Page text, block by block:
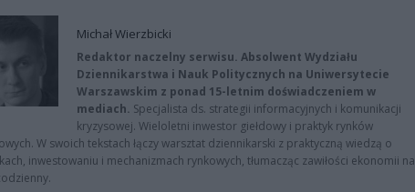
Michał Wierzbicki
Redaktor naczelny serwisu. Absolwent Wydziału
Dziennikarstwa i Nauk Politycznych na Uniwersytecie
Warszawskim z ponad 15-letnim doświadczeniem w
mediach. Specjalista ds. strategii informacyjnych i komunikacji
kryzysowej. Wieloletni inwestor giełdowy i praktyk rynków
W swoich tekstach łączy warsztat dziennikarski z praktyczną wiedzą o
inwestowaniu i mechanizmach rynkowych, tłumacząc zawiłości ekonomii na